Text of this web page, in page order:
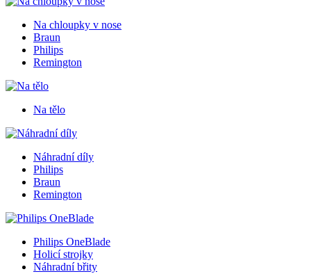
Na chloupky v nose
Braun
Philips
Remington
Na tělo
Náhradní díly
Philips
Braun
Remington
Philips OneBlade
Holicí strojky
Náhradní břity